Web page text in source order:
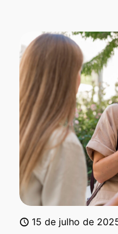
15 de julho de